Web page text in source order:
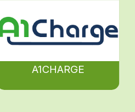
A1CHARGE